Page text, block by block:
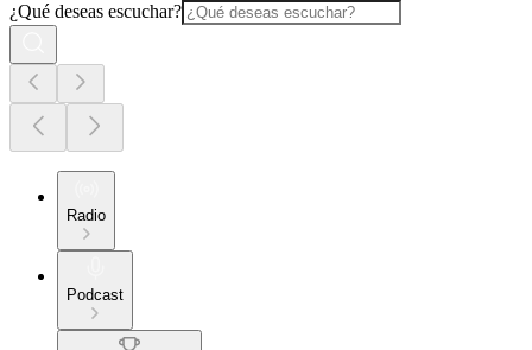
¿Qué deseas escuchar?
Radio
Podcast